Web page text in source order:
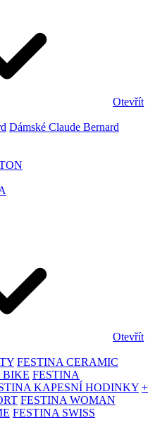
Otevřít
Dámské Claude Bernard
Otevřít
FESTINA CERAMIC
BIKE FESTINA
KAPESNÍ HODINKY +
FESTINA WOMAN
FESTINA SWISS